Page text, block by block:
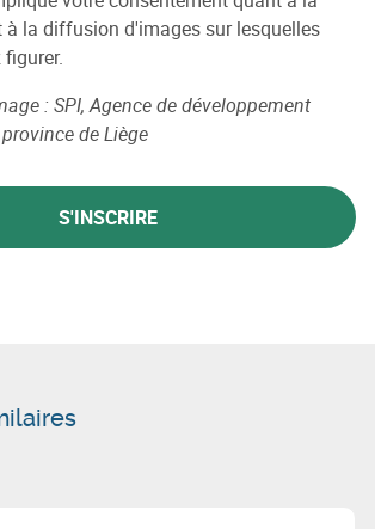
à la diffusion d'images sur lesquelles
: SPI, Agence de développement
de Liège
S'INSCRIRE